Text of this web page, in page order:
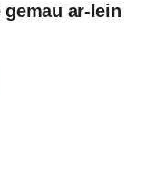
ar-lein